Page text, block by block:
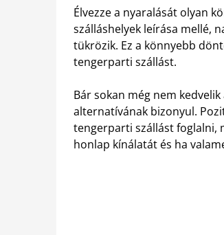
Élvezze a nyaralását olyan
szálláshelyek leírása mellé,
tükrözik. Ez a könnyebb
tengerparti szállást.
Bár sokan még nem
alternatívának bizonyul.
tengerparti szállást foglalni,
honlap kínálatát és ha